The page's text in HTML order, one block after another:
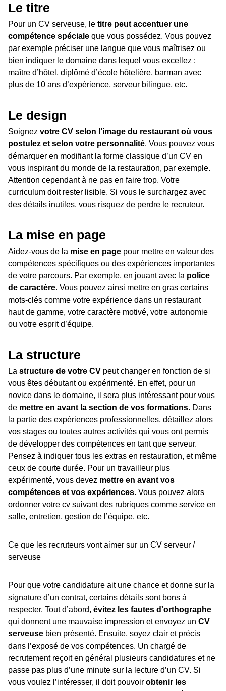
Le titre
Pour un CV serveuse, le titre peut accentuer une
compétence spéciale que vous possédez. Vous pouvez
par exemple préciser une langue que vous maîtrisez ou
bien indiquer le domaine dans lequel vous excellez :
maître d’hôtel, diplômé d’école hôtelière, barman avec
plus de 10 ans d’expérience, serveur bilingue, etc.
Le design
Soignez votre CV selon l’image du restaurant où vous
postulez et selon votre personnalité. Vous pouvez vous
démarquer en modifiant la forme classique d’un CV en
vous inspirant du monde de la restauration, par exemple.
Attention cependant à ne pas en faire trop. Votre
curriculum doit rester lisible. Si vous le surchargez avec
des détails inutiles, vous risquez de perdre le recruteur.
La mise en page
Aidez-vous de la mise en page pour mettre en valeur des
compétences spécifiques ou des expériences importantes
de votre parcours. Par exemple, en jouant avec la police
de caractère. Vous pouvez ainsi mettre en gras certains
mots-clés comme votre expérience dans un restaurant
haut de gamme, votre caractère motivé, votre autonomie
ou votre esprit d’équipe.
La structure
La structure de votre CV peut changer en fonction de si
vous êtes débutant ou expérimenté. En effet, pour un
novice dans le domaine, il sera plus intéressant pour vous
de mettre en avant la section de vos formations. Dans
la partie des expériences professionnelles, détaillez alors
vos stages ou toutes autres activités qui vous ont permis
de développer des compétences en tant que serveur.
Pensez à indiquer tous les extras en restauration, et même
ceux de courte durée. Pour un travailleur plus
expérimenté, vous devez mettre en avant vos
compétences et vos expériences. Vous pouvez alors
ordonner votre cv suivant des rubriques comme service en
salle, entretien, gestion de l’équipe, etc.
Ce que les recruteurs vont aimer sur un CV serveur /
serveuse
Pour que votre candidature ait une chance et donne sur la
signature d’un contrat, certains détails sont bons à
respecter. Tout d’abord, évitez les fautes d'orthographe
qui donnent une mauvaise impression et envoyez un CV
serveuse bien présenté. Ensuite, soyez clair et précis
dans l’exposé de vos compétences. Un chargé de
recrutement reçoit en général plusieurs candidatures et ne
passe pas plus d’une minute sur la lecture d’un CV. Si
vous voulez l’intéresser, il doit pouvoir obtenir les